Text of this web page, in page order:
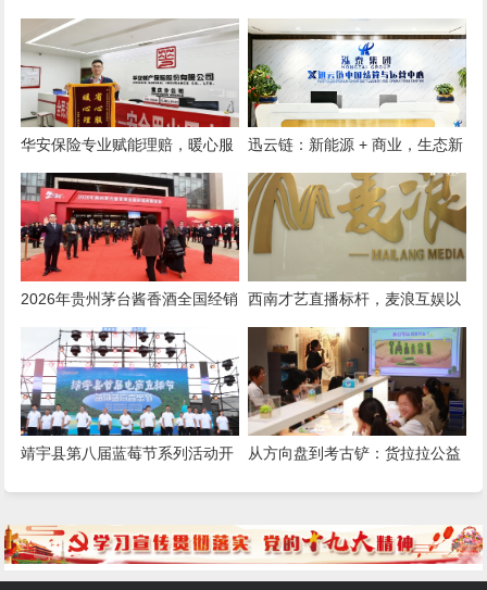
保险权益
行展馆
华安保险专业赋能理赔，暖心服
务获认可
迅云链：新能源 + 商业，生态新
未来
2026年贵州茅台酱香酒全国经销
商联谊会召开
西南才艺直播标杆，麦浪互娱以
专业之力铸就行业新高度
靖宇县第八届蓝莓节系列活动开
从方向盘到考古铲：货拉拉公益